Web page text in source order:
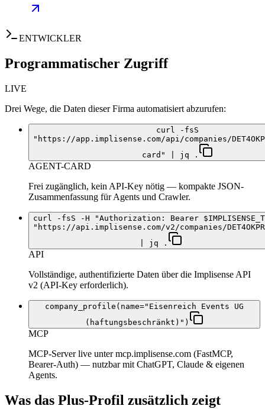
ENTWICKLER
Programmatischer Zugriff
LIVE
Drei Wege, die Daten dieser Firma automatisiert abzurufen:
curl -fsS
"https://app.implisense.com/api/companies/
card" | jq .
AGENT-CARD
Frei zugänglich, kein API-Key nötig — kompakte JSON-
Zusammenfassung für Agents und Crawler.
curl -fsS -H "Authorization: Bearer
"https://api.implisense.com/v2/companies/
| jq .
API
Vollständige, authentifizierte Daten über die Implisense API
v2 (API-Key erforderlich).
company_profile(name="Eisenreich Events UG
(haftungsbeschränkt)")
MCP
MCP-Server live unter mcp.implisense.com (FastMCP,
Bearer-Auth) — nutzbar mit ChatGPT, Claude & eigenen
Agents.
Was das Plus-Profil zusätzlich zeigt